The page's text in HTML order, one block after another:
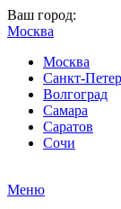
Ваш город:
Москва
Москва
Санкт-
Волгоград
Самара
Саратов
Сочи
Меню